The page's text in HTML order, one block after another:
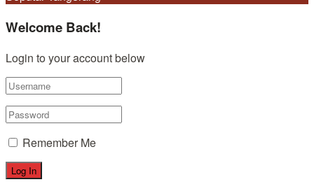
Welcome Back!
Login to your account below
Remember Me